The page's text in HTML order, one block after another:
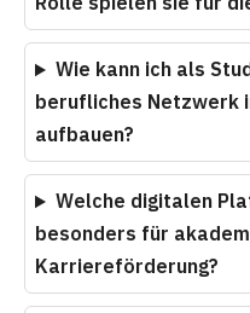
Wie kann ich als
berufliches Netzwerk
aufbauen?
Welche digitalen
besonders für
Karriereförderung?